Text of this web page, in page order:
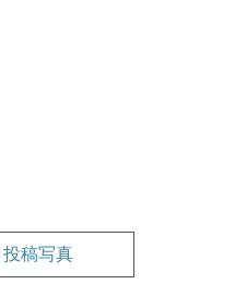
稿写真